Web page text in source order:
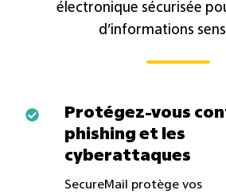
électronique sécurisée
d’informations
Protégez-vous
phishing et les
cyberattaques
SecureMail protège vos
Protégez-